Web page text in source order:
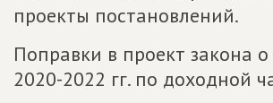
проекты постановлений.
Поправки в проект закона
2020-2022 гг. по доходной